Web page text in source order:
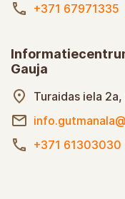
+371 67971335
Gauja
Turaidas iela 2a,
+371 61303030